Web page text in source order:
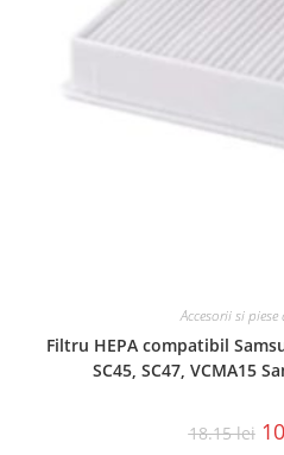
Accesorii si
Filtru HEPA compatibil
SC45, SC47, VCMA15
18.15lei